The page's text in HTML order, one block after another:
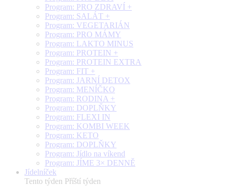
Program: PRO ZDRAVÍ +
Program: SALÁT +
Program: VEGETARIÁN
Program: PRO MÁMY
Program: LAKTO MINUS
Program: PROTEIN +
Program: PROTEIN EXTRA
Program: FIT +
Program: JARNÍ DETOX
Program: MENÍČKO
Program: RODINA +
Program: DOPLŇKY
Program: FLEXI IN
Program: KOMBI WEEK
Program: KETO
Program: DOPLŇKY
Program: Jídlo na víkend
Program: JÍME 3× DENNĚ
Jídelníček
Tento týden Příští týden